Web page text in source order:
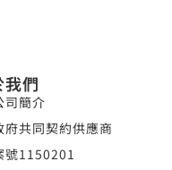
我們
司簡介
府共同契約供應商
號1150201